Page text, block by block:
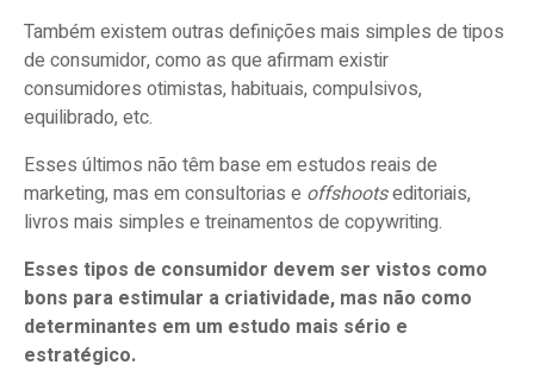
Também existem outras definições mais simples de tipos
de consumidor, como as que afirmam existir
consumidores otimistas, habituais, compulsivos,
equilibrado, etc.
Esses últimos não têm base em estudos reais de
marketing, mas em consultorias e offshootseditoriais,
livros mais simples e treinamentos de copywriting.
Esses tipos de consumidor devem ser vistos como
bons para estimular a criatividade, mas não como
determinantes em um estudo mais sério e
estratégico.